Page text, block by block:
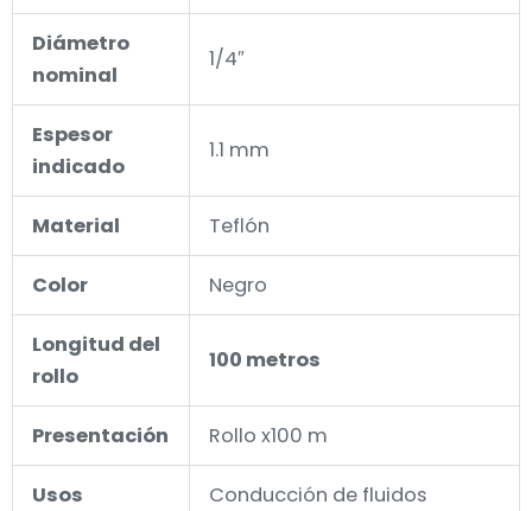
Diámetro
nominal
1/4″
Espesor
indicado
1.1 mm
Material Teflón
Color Negro
Longitud del
rollo
100 metros
Presentación Rollo x100 m
Usos
Conducción de fluidos